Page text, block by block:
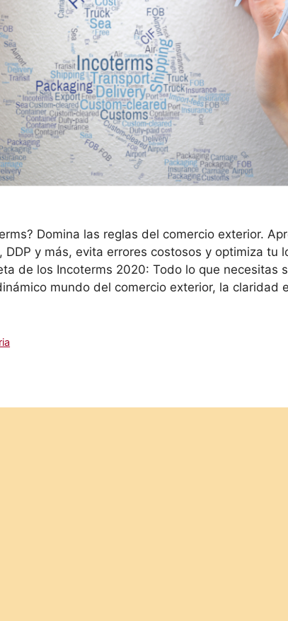
Domina las reglas del comercio exterior.
DDP y más, evita errores costosos y optimiza tu
de los Incoterms 2020: Todo lo que necesitas
mundo del comercio exterior, la claridad